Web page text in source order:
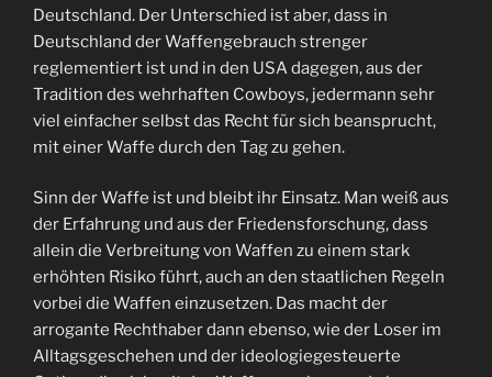
Deutschland. Der Unterschied ist aber, dass in
Deutschland der Waffengebrauch strenger
reglementiert ist und in den USA dagegen, aus der
Tradition des wehrhaften Cowboys, jedermann sehr
viel einfacher selbst das Recht für sich beansprucht,
mit einer Waffe durch den Tag zu gehen.
Sinn der Waffe ist und bleibt ihr Einsatz. Man weiß aus
der Erfahrung und aus der Friedensforschung, dass
allein die Verbreitung von Waffen zu einem stark
erhöhten Risiko führt, auch an den staatlichen Regeln
vorbei die Waffen einzusetzen. Das macht der
arrogante Rechthaber dann ebenso, wie der Loser im
Alltagsgeschehen und der ideologiegesteuerte